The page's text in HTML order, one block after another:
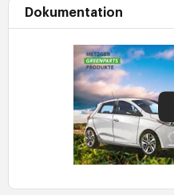
Dokumentation